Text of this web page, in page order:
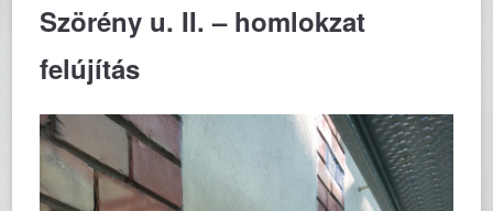
Szörény u. II. – homlokzat
felújítás